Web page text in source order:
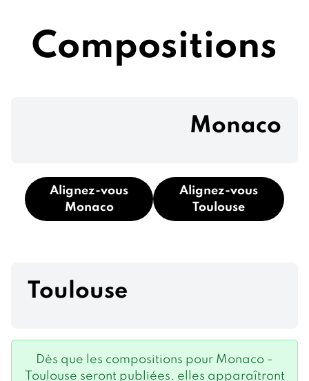
Compositions
Monaco
Alignez-vous
Monaco
Alignez-vous
Toulouse
Toulouse
Dès que les compositions pour Monaco -
Toulouse seront publiées, elles apparaîtront